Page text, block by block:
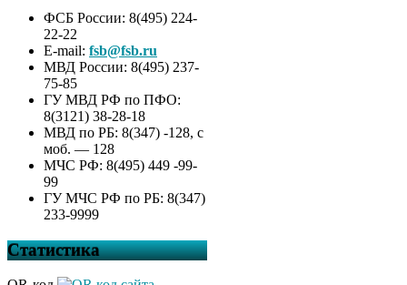
ФСБ России: 8(495) 224-
22-22
E-mail: fsb@fsb.ru
МВД России: 8(495) 237-
75-85
ГУ МВД РФ по ПФО:
8(3121) 38-28-18
МВД по РБ: 8(347) -128, с
моб. — 128
МЧС РФ: 8(495) 449 -99-
99
ГУ МЧС РФ по РБ: 8(347)
233-9999
Статистика